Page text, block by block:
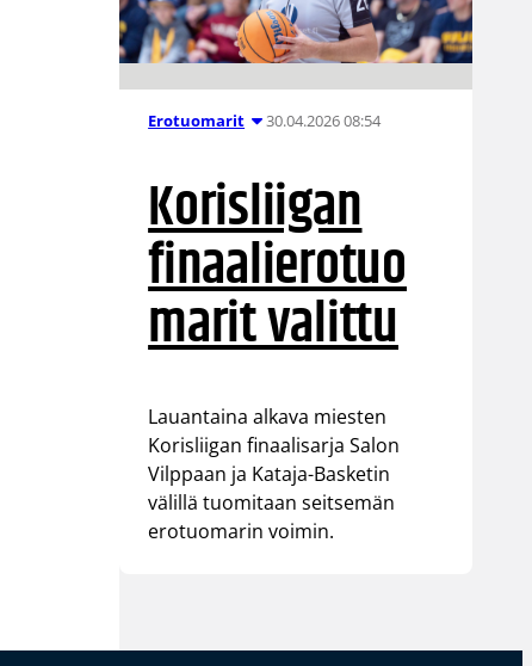
Erotuomarit 30.04.2026 08:54
Korisliigan
finaalierotuo
marit valittu
Lauantaina alkava miesten
Korisliigan finaalisarja Salon
Vilppaan ja Kataja-Basketin
välillä tuomitaan seitsemän
erotuomarin voimin.